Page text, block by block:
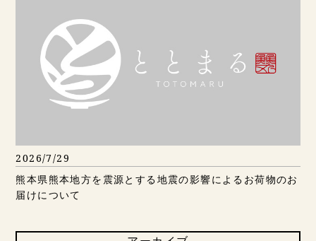
2026/7/29
熊本県熊本地方を震源とする地震の影響によるお荷物のお
届けについて